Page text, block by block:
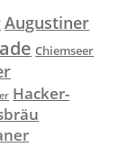
Augustiner
Chiemseer
Hacker-